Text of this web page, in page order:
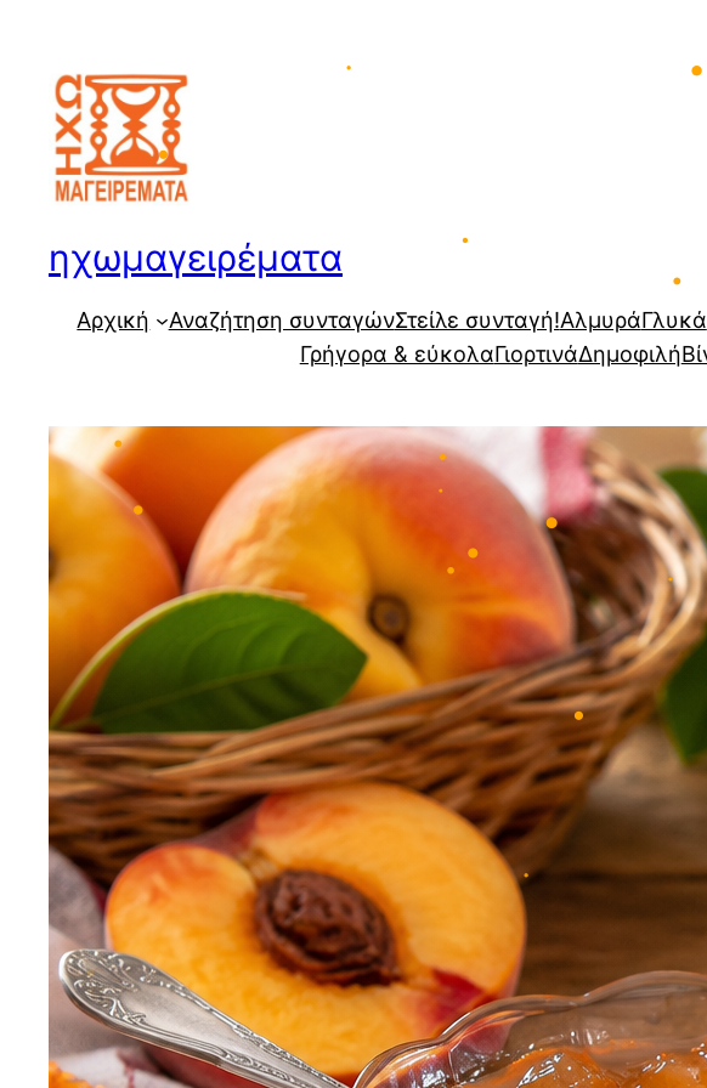
•
•
•
•
•
•
•
•
περιεχόμενο
ηχωμαγειρέματα
Αρχική Αναζήτηση συνταγώνΣτείλε συνταγή!ΑλμυράΓλυκά
Γρήγορα & εύκολαΓιορτινάΔημοφιλή